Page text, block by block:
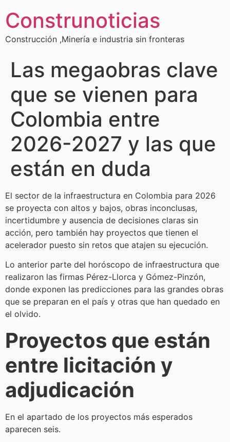
Construnoticias
Construcción ,Minería e industria sin fronteras
Las megaobras clave
que se vienen para
Colombia entre
2026-2027 y las que
están en duda
El sector de la infraestructura en Colombia para 2026
se proyecta con altos y bajos, obras inconclusas,
incertidumbre y ausencia de decisiones claras sin
acción, pero también hay proyectos que tienen el
acelerador puesto sin retos que atajen su ejecución.
Lo anterior parte del horóscopo de infraestructura que
realizaron las firmas Pérez-Llorca y Gómez-Pinzón,
donde exponen las predicciones para las grandes obras
que se preparan en el país y otras que han quedado en
el olvido.
Proyectos que están
entre licitación y
adjudicación
En el apartado de los proyectos más esperados
aparecen seis.